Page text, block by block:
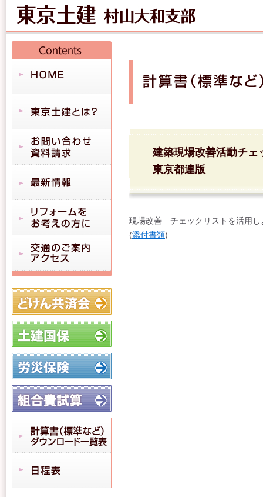
建築現場改善活動チェ
東京都連版
現場改善 チェックリストを活用し
(添付書類)